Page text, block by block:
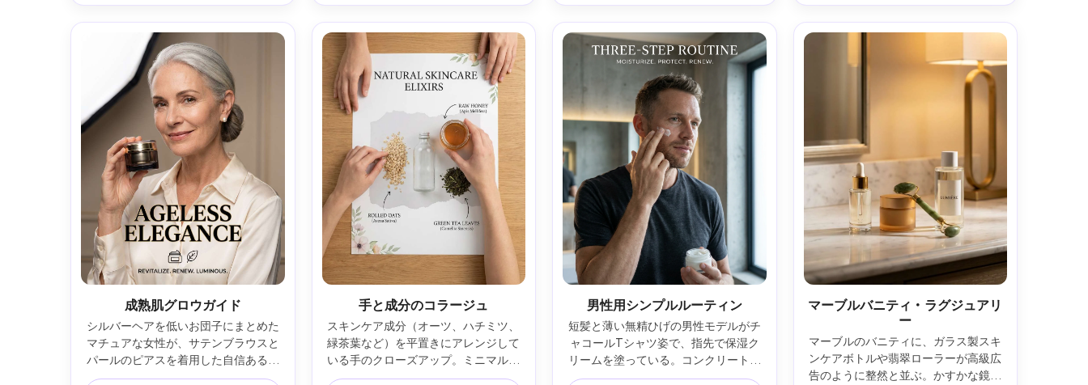
ィトリアル調色、自然な影、鮮明なプ
リントポスター構成、きわめて細やか
な肌質、高解像度 —ar 4:5
れたモダンセリフ書体、写実的な質
感、シャープなフォーカス、整理され
たグリッドによる印刷対応のポスター
デザイン —ar 4:5
ィ。小さなアクセントとして控えめな
紙吹雪、写実的な反射と自然な肌質、
高級エディトリアル仕上げ、高解像
度、柔らかいシネマティックライティ
ング —ar 4:5
載、下部に小さな注意書き、写実的で
過剰なスムージングのない肌質、読み
成熟肌グロウガイド
シルバーヘアを低いお団子にまとめた
マチュアな女性が、サテンブラウスと
パールのピアスを着用した自信ある表
情で保湿クリームジャーを手にしてい
手と成分のコラージュ
スキンケア成分（オーツ、ハチミツ、
緑茶葉など）を平置きにアレンジして
いる手のクローズアップ。ミニマルな
ボトルセット横、クリーンなテーブル
男性用シンプルルーティン
短髪と薄い無精ひげの男性モデルがチ
ャコールTシャツ姿で、指先で保湿ク
リームを塗っている。コンクリートテ
クスチャのモダンバスルーム、クール
マーブルバニティ・ラグジュアリ
ー
マーブルのバニティに、ガラス製スキ
ンケアボトルや翡翠ローラーが高級広
告のように整然と並ぶ。かすかな鏡の